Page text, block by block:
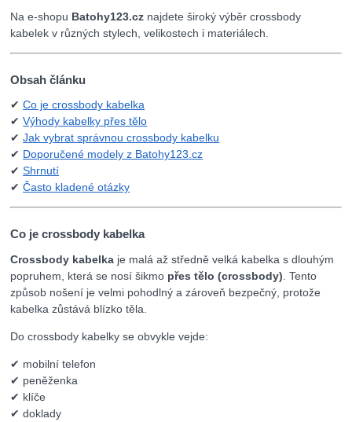
Na e-shopu Batohy123.cz najdete široký výběr crossbody
kabelek v různých stylech, velikostech i materiálech.
Obsah článku
✔Co je crossbody kabelka
✔Výhody kabelky přes tělo
✔Jak vybrat správnou crossbody kabelku
✔ Doporučené modely z Batohy123.cz
✔Shrnutí
✔Často kladené otázky
Co je crossbody kabelka
Crossbody kabelka je malá až středně velká kabelka s dlouhým
popruhem, která se nosí šikmo přes tělo (crossbody) . Tento
způsob nošení je velmi pohodlný a zároveň bezpečný, protože
kabelka zůstává blízko těla.
Do crossbody kabelky se obvykle vejde:
✔ mobilní telefon
✔ peněženka
✔ klíče
✔ doklady